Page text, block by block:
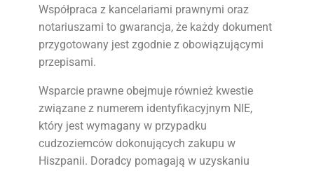
Współpraca z kancelariami prawnymi oraz
notariuszami to gwarancja, że każdy dokument
przygotowany jest zgodnie z obowiązującymi
przepisami.
Wsparcie prawne obejmuje również kwestie
związane z numerem identyfikacyjnym NIE,
który jest wymagany w przypadku
cudzoziemców dokonujących zakupu w
Hiszpanii. Doradcy pomagają w uzyskaniu